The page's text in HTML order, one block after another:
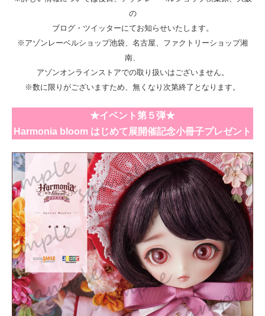
の
ブログ・ツイッターにてお知らせいたします。
※アゾンレーベルショップ池袋、名古屋、ファクトリーショップ湘
南、
アゾンオンラインストアでの取り扱いはございません。
※数に限りがございますため、無くなり次第終了となります。
★イベント第５弾★
Harmonia bloom はじめて展開催記念小冊子プレゼント